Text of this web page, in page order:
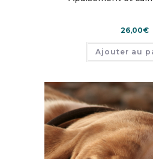
26,00€
Ajouter au